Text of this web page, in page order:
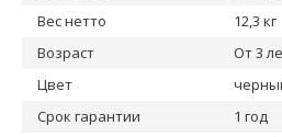
Вес нетто
12,3 кг
Возраст
От 3
Цвет
Срок гарантии
1 год